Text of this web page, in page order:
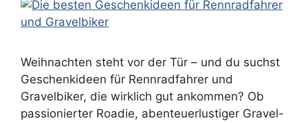
Weihnachten steht vor der Tür – und du suchst
Geschenkideen für Rennradfahrer und
Gravelbiker, die wirklich gut ankommen? Ob
passionierter Roadie, abenteuerlustiger Gravel-